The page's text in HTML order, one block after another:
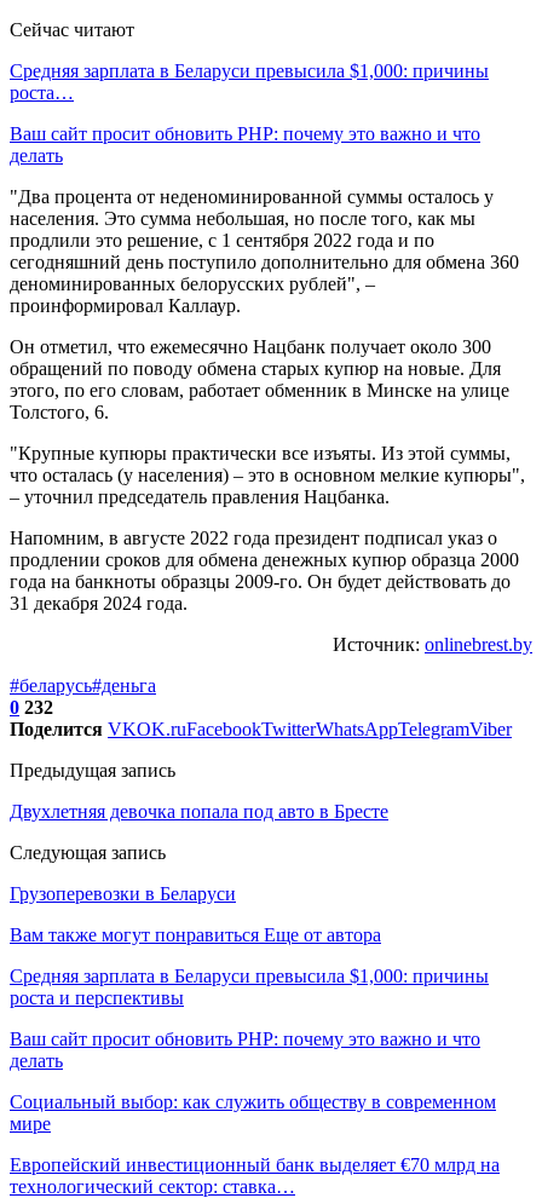
Сейчас читают
Средняя зарплата в Беларуси превысила $1,000: причины
роста…
Ваш сайт просит обновить PHP: почему это важно и что
делать
"Два процента от неденоминированной суммы осталось у
населения. Это сумма небольшая, но после того, как мы
продлили это решение, с 1 сентября 2022 года и по
сегодняшний день поступило дополнительно для обмена 360
деноминированных белорусских рублей", –
проинформировал Каллаур.
Он отметил, что ежемесячно Нацбанк получает около 300
обращений по поводу обмена старых купюр на новые. Для
этого, по его словам, работает обменник в Минске на улице
Толстого, 6.
"Крупные купюры практически все изъяты. Из этой суммы,
что осталась (у населения) – это в основном мелкие купюры",
– уточнил председатель правления Нацбанка.
Напомним, в августе 2022 года президент подписал указ о
продлении сроков для обмена денежных купюр образца 2000
года на банкноты образцы 2009-го. Он будет действовать до
31 декабря 2024 года.
Источник: onlinebrest.by
#беларусь#деньга
0 232
Поделится VKOK.ruFacebookTwitterWhatsAppTelegramViber
Предыдущая запись
Двухлетняя девочка попала под авто в Бресте
Следующая запись
Грузоперевозки в Беларуси
Вам также могут понравиться Еще от автора
Средняя зарплата в Беларуси превысила $1,000: причины
роста и перспективы
Ваш сайт просит обновить PHP: почему это важно и что
делать
Социальный выбор: как служить обществу в современном
мире
Европейский инвестиционный банк выделяет €70 млрд на
технологический сектор: ставка…